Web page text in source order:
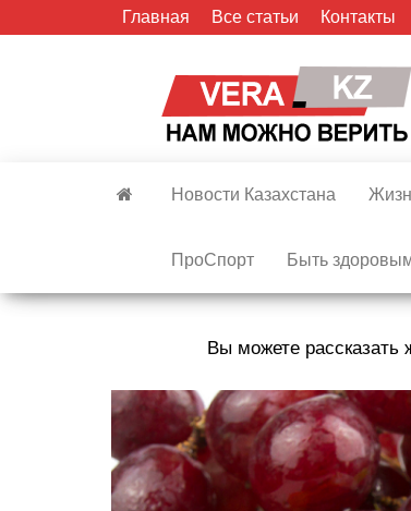
Главная Все статьи Контакты
Новости Казахстана
ПроСпорт Быть
Вы можете